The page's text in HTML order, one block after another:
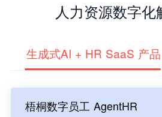
人力资源数字化
生成式AI + HR SaaS 产品
梧桐数字员工 AgentHR